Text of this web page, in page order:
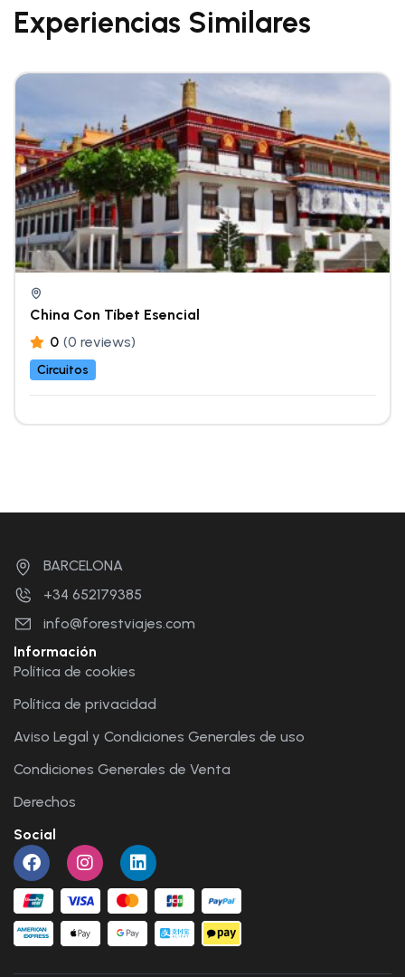
Experiencias Similares
China Con Tíbet Esencial
0 (0 reviews)
Circuitos
BARCELONA
+34 652179385
info@forestviajes.com
Información
Política de cookies
Política de privacidad
Aviso Legal y Condiciones Generales de uso
Condiciones Generales de Venta
Derechos
Social